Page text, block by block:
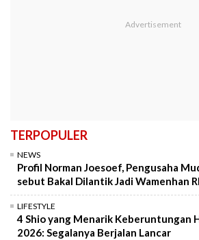
TERPOPULER
NEWS
Profil Norman Joesoef, Pengusaha
sebut Bakal Dilantik Jadi Wamenhan RI
LIFESTYLE
4 Shio yang Menarik Keberuntungan
2026: Segalanya Berjalan Lancar